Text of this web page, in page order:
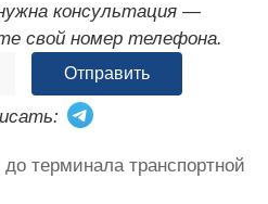
консультация —
свой номер телефона.
Отправить
терминала транспортной